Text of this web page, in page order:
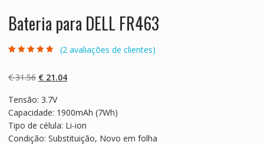
Bateria para DELL FR463
com base em
classificaçõe
(2 avaliações de clientes)
€31.56 O
original
era:
€ 31.56.
€21.04O
é:
€ 21.04.
Tensão: 3.7V
Capacidade: 1900mAh (7Wh)
Tipo de célula: Li-ion
Condição: Substituição, Novo em folha